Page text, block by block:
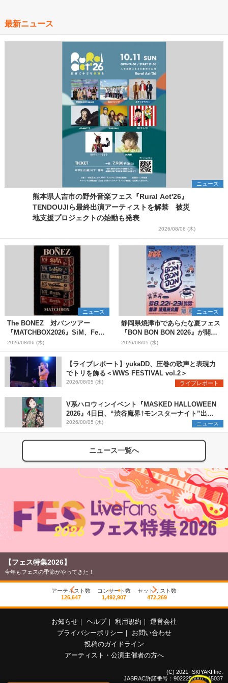
最新ニュース
ニュース
熊本県人吉市の野外音楽フェス『Rural Act'26』
TENDOUJIら最終出演アーティストを解禁 被災
地支援プロジェクトの始動も発表
2026/08/06 (木)
ニュース
The BONEZ 対バンツアー
『MATCHBOX2026』SiM、Fear,
and Loathing in Las Vegasら対
バンアーティストを一斉解禁
2026/08/06 (木)
ニュース
静岡県焼津市であらたな夏フェス
『BON BON BON 2026』が開
催 音楽ライブ×盆踊り×DJ×屋台
グルメ×ランタンナイトで彩る2日
間
2026/08/05 (水)
【ライブレポート】yukaDD、圧巻の歌声と表現力
でトリを飾る＜WWS FESTIVAL vol.2＞
2026/08/05 (水) ライブレポート
V系ハロウィンイベント『MASKED HALLOWEEN
2026』4日目、“渋谷魔界†モンスターナイト”出演6
組を発表
2026/08/05 (水) ニュース
ニュース一覧へ
【フェス特集2026】
今年もフェスの季節がやってきた！
アーティスト数
126,647
コンサート数
1,492,907
セットリスト数
472,269
お知らせ ヘルプ 利用規約
運営会社
プライバシーポリシー
お問い合わせ
投稿のガイドライン
アーティスト・公演主催者の方へ
(C) 2021- SKIYAKI Inc.
JASRAC許諾番号：9022255001Y45037